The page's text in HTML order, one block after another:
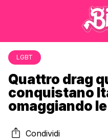
LGBT
Quattro drag
conquistano
omaggiando
Condividi